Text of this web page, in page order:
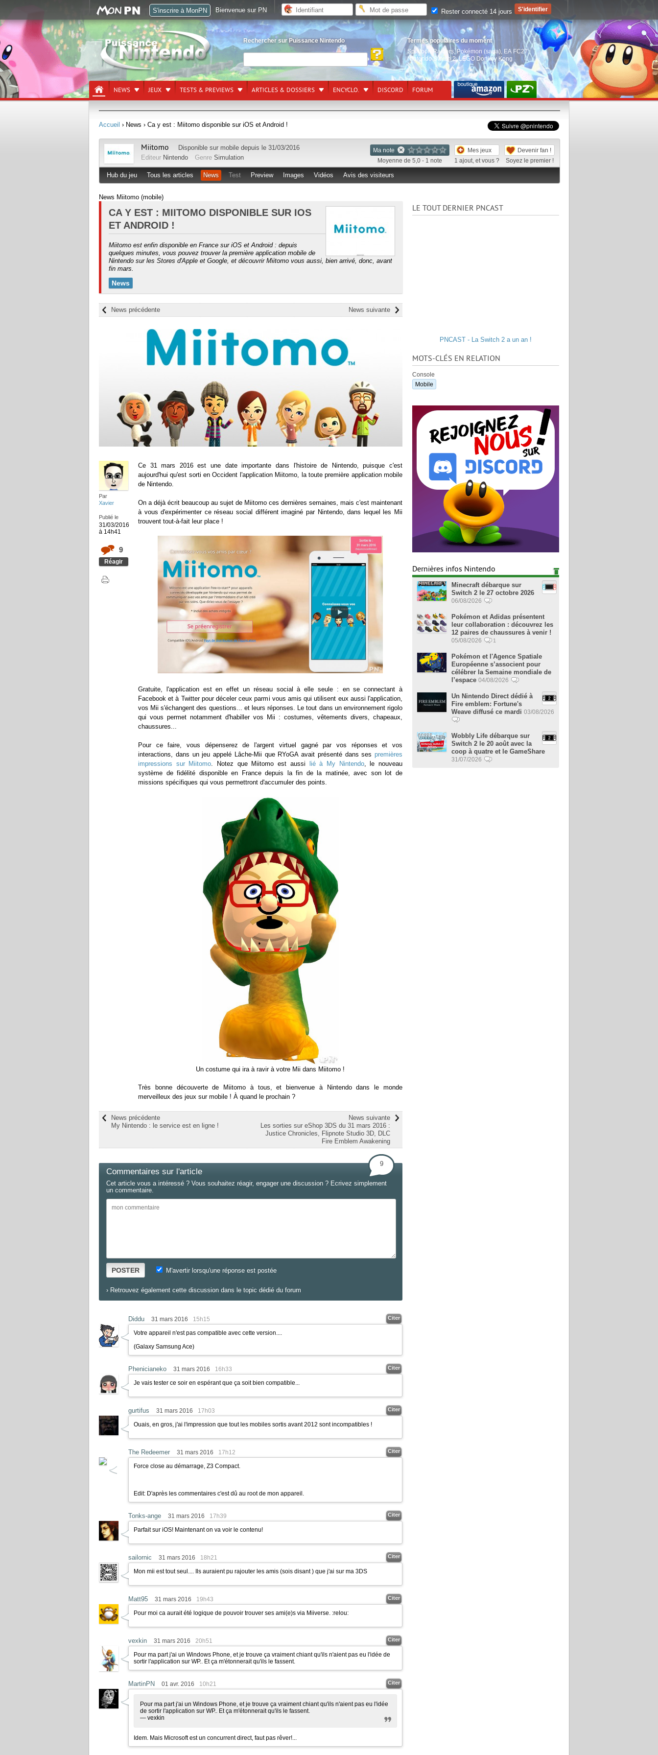
Rechercher sur Puissance Nintendo
Termes populaires du moment
Splatoon Raiders, Pokémon (saga) EA FC27,
Nintendo Switch 2,LEGO Donkey Kong
NEWS JEUX TESTS & PREVIEWS ARTICLES & DOSSIERS ENCYCLO. DISCORD FORUM
Accueil › News › Ca y est : Miitomo disponible sur iOS et Android !
Ma note
Moyenne de 5,0 - 1 note
Mes jeux
1 ajout, et vous ?
Devenir fan !
Soyez le premier !
Miitomo Disponible sur mobile depuis le 31/03/2016
Editeur Nintendo Genre Simulation
Hub du jeu Tous les articles News Test Preview Images Vidéos Avis des visiteurs
News Miitomo (mobile)
CA Y EST : MIITOMO DISPONIBLE SUR IOS
ET ANDROID !
Miitomo est enfin disponible en France sur iOS et Android : depuis
quelques minutes, vous pouvez trouver la première application mobile de
Nintendo sur les Stores d'Apple et Google, et découvrir Miitomo vous aussi, bien arrivé, donc, avant
fin mars.
News
News suivante
News précédente
Par
Xavier
Publié le
31/03/2016
à 14h41
9
Réagir
Ce 31 mars 2016 est une date importante dans l'histoire de Nintendo, puisque c'est
aujourd'hui qu'est sorti en Occident l'application Miitomo, la toute première application mobile
de Nintendo.
On a déjà écrit beaucoup au sujet de Miitomo ces dernières semaines, mais c'est maintenant
à vous d'expérimenter ce réseau social différent imaginé par Nintendo, dans lequel les Mii
trouvent tout-à-fait leur place !
Gratuite, l'application est en effet un réseau social à elle seule : en se connectant à
Facebook et à Twitter pour déceler ceux parmi vous amis qui utilisent eux aussi l'application,
vos Mii s'échangent des questions... et leurs réponses. Le tout dans un environnement rigolo
qui vous permet notamment d'habiller vos Mii : costumes, vêtements divers, chapeaux,
chaussures...
Pour ce faire, vous dépenserez de l'argent virtuel gagné par vos réponses et vos
interactions, dans un jeu appelé Lâche-Mii que RYoGA avait présenté dans ses premières
impressions sur Miitomo. Notez que Miitomo est aussi lié à My Nintendo, le nouveau
système de fidélité disponible en France depuis la fin de la matinée, avec son lot de
missions spécifiques qui vous permettront d'accumuler des points.
Un costume qui ira à ravir à votre Mii dans Miitomo !
Très bonne découverte de Miitomo à tous, et bienvenue à Nintendo dans le monde
merveilleux des jeux sur mobile ! À quand le prochain ?
News suivante
Les sorties sur eShop 3DS du 31 mars 2016 :
Justice Chronicles, Flipnote Studio 3D, DLC
Fire Emblem Awakening
News précédente
My Nintendo : le service est en ligne !
Commentaires sur l'article
9
Cet article vous a intéressé ? Vous souhaitez réagir, engager une discussion ? Ecrivez simplement
un commentaire.
POSTER M'avertir lorsqu'une réponse est postée
› Retrouvez également cette discussion dans le topic dédié du forum
Diddu 31 mars 2016 15h15 Citer
Votre appareil n'est pas compatible avec cette version....
(Galaxy Samsung Ace)
Phenicianeko 31 mars 2016 16h33 Citer
Je vais tester ce soir en espérant que ça soit bien compatible...
gurtifus 31 mars 2016 17h03 Citer
Ouais, en gros, j'ai l'impression que tout les mobiles sortis avant 2012 sont incompatibles !
The Redeemer 31 mars 2016 17h12 Citer
Force close au démarrage, Z3 Compact.
Edit: D'après les commentaires c'est dû au root de mon appareil.
Tonks-ange 31 mars 2016 17h39 Citer
Parfait sur iOS! Maintenant on va voir le contenu!
sailornic 31 mars 2016 18h21 Citer
Mon mii est tout seul.... Ils auraient pu rajouter les amis (sois disant ) que j'ai sur ma 3DS
Matt95 31 mars 2016 19h43 Citer
Pour moi ca aurait été logique de pouvoir trouver ses ami(e)s via Miiverse. :relou:
vexkin 31 mars 2016 20h51 Citer
Pour ma part j'ai un Windows Phone, et je trouve ça vraiment chiant qu'ils n'aient pas eu l'idée de
sortir l'application sur WP.. Et ça m'étonnerait qu'ils le fassent.
MartinPN 01 avr. 2016 10h21 Citer
Pour ma part j'ai un Windows Phone, et je trouve ça vraiment chiant qu'ils n'aient pas eu l'idée
de sortir l'application sur WP.. Et ça m'étonnerait qu'ils le fassent.
— vexkin
Idem. Mais Microsoft est un concurrent direct, faut pas rêver!...
LE TOUT DERNIER PNCAST
PNCAST - La Switch 2 a un an !
MOTS-CLÉS EN RELATION
Console
Mobile
Dernières infos Nintendo
Minecraft débarque sur
Switch 2 le 27 octobre 2026
06/08/2026
Pokémon et Adidas présentent
leur collaboration : découvrez les
12 paires de chaussures à venir !
05/08/2026 1
Pokémon et l'Agence Spatiale
Européenne s’associent pour
célébrer la Semaine mondiale de
l’espace 04/08/2026
Un Nintendo Direct dédié à
Fire emblem: Fortune's
Weave diffusé ce mardi 03/08/2026
Wobbly Life débarque sur
Switch 2 le 20 août avec la
coop à quatre et le GameShare
31/07/2026
S'inscrire à MonPN Bienvenue sur PN Rester connecté 14 jours